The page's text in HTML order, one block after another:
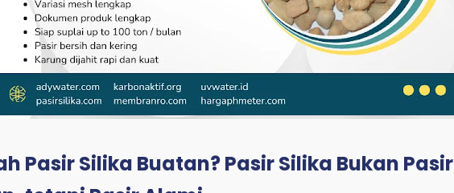
Pasir Silika Buatan? Pasir Silika Bukan Pasir